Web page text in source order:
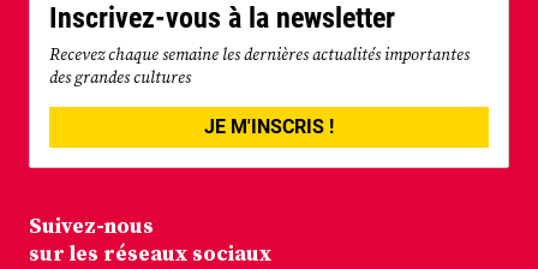
Inscrivez-vous à la newsletter
Recevez chaque semaine les dernières actualités importantes
des grandes cultures
JE M'INSCRIS !
Suivez-nous
sur les réseaux sociaux